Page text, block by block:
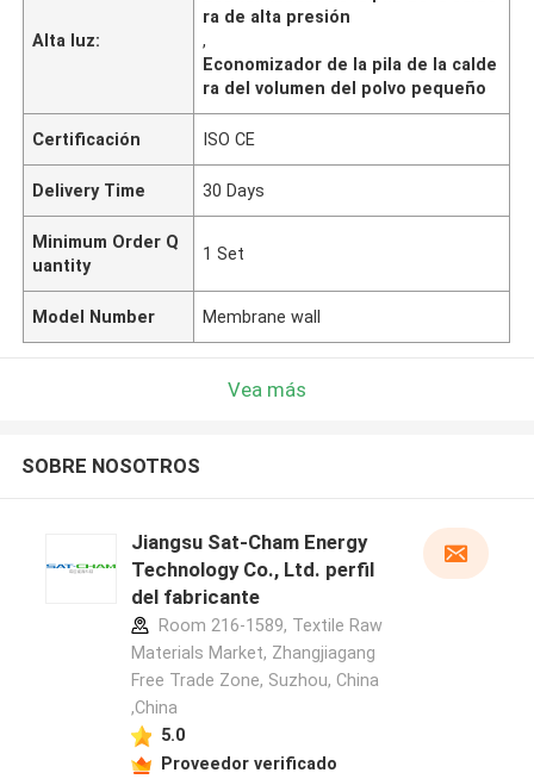
Alta luz:
ra de alta presión
,
Economizador de la pila de la calde
ra del volumen del polvo pequeño
Certificación ISO CE
Delivery Time 30 Days
Minimum Order Q
uantity
1 Set
Model Number Membrane wall
Vea más
SOBRE NOSOTROS
Jiangsu Sat-Cham Energy
Technology Co., Ltd. perfil
del fabricante
Room 216-1589, Textile Raw
Materials Market, Zhangjiagang
Free Trade Zone, Suzhou, China
,China
5.0
Proveedor verificado